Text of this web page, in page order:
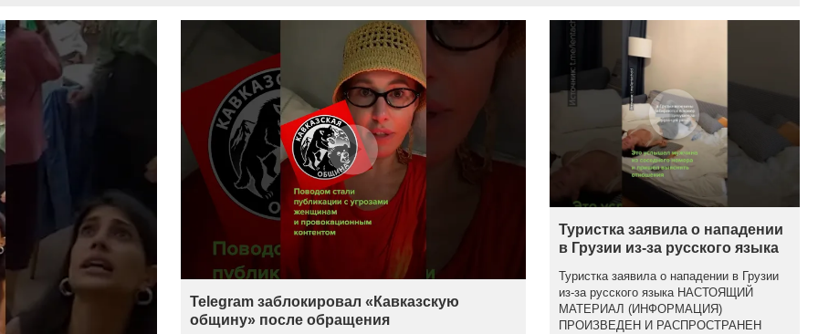
Telegram заблокировал «Кавказскую
общину» после обращения
Туристка заявила о нападении
в Грузии из-за русского языка
Туристка заявила о нападении в Грузии
из-за русского языка НАСТОЯЩИЙ
МАТЕРИАЛ (ИНФОРМАЦИЯ)
ПРОИЗВЕДЕН И РАСПРОСТРАНЕН